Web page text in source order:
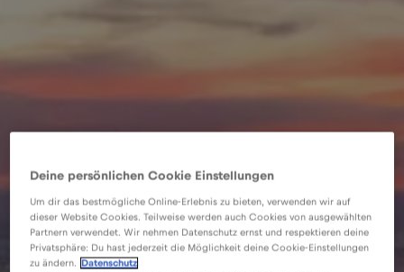
Deine persönlichen Cookie Einstellungen
Um dir das bestmögliche Online-Erlebnis zu bieten, verwenden wir auf
dieser Website Cookies. Teilweise werden auch Cookies von ausgewählten
Partnern verwendet. Wir nehmen Datenschutz ernst und respektieren deine
Privatsphäre: Du hast jederzeit die Möglichkeit deine Cookie-Einstellungen
zu ändern.
Datenschutz